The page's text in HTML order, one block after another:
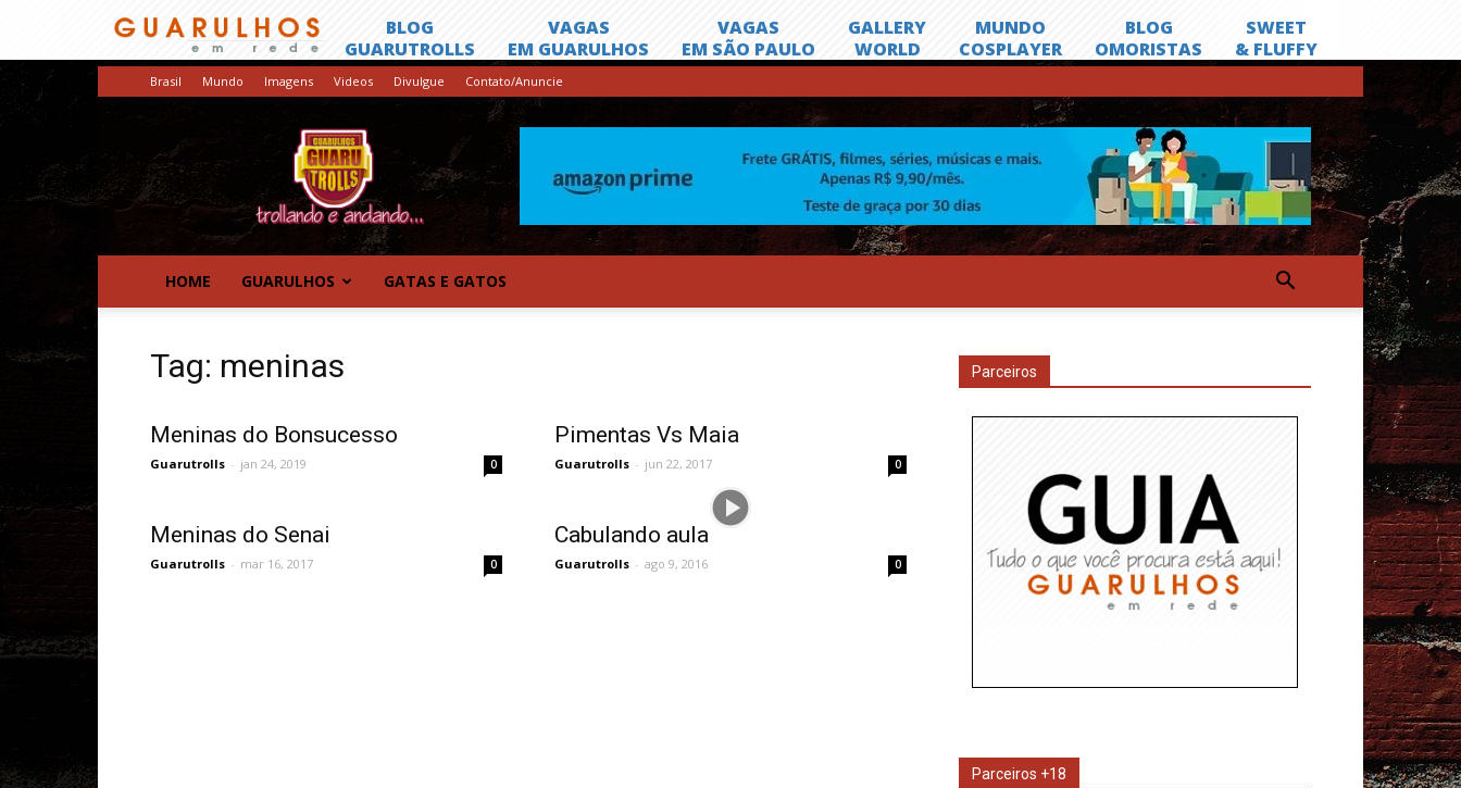
Brasil Mundo Imagens Videos Divulgue Contato/Anuncie
HOME GUARULHOS GATAS E GATOS
Tag: meninas
Meninas do Bonsucesso
Guarutrolls - jan 24, 2019 0
Pimentas Vs Maia
Guarutrolls - jun 22, 2017 0
Meninas do Senai
Guarutrolls - mar 16, 2017 0
Cabulando aula
Guarutrolls - ago 9, 2016 0
Parceiros
Parceiros +18